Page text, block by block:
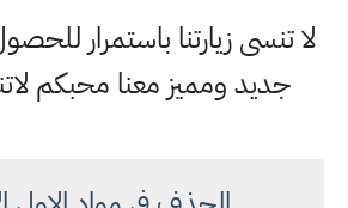
لا تنسى زيارتنا باستمرار
جديد ومميز معنا محبكم